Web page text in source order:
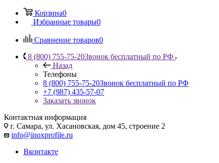
Корзина0
Избранные товары0
Сравнение товаров0
8 (800) 755-75-20Звонок бесплатный по РФ
Назад
Телефоны
8 (800) 755-75-20Звонок бесплатный по РФ
+7 (987) 435-57-07
Заказать звонок
Контактная информация
г. Самара, ул. Хасановская, дом 45, строение 2
info@inoxprofile.ru
Вконтакте